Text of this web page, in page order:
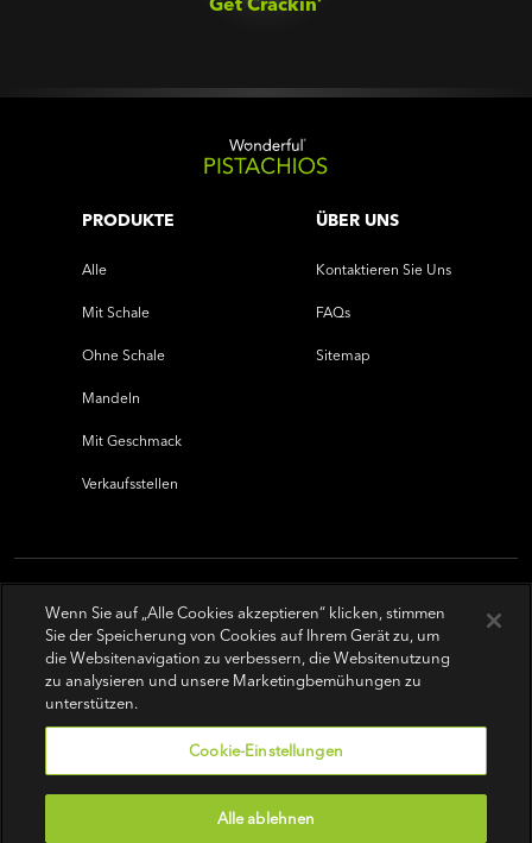
PRODUKTE
Alle
Mit Schale
Ohne Schale
Mandeln
Mit Geschmack
Verkaufsstellen
ÜBER UNS
Kontaktieren Sie Uns
FAQs
Sitemap
Nutzungsbedingungen | Datenschutz-Bestimmungen
Wenn Sie auf „Alle Cookies akzeptieren“ klicken, stimmen
Sie der Speicherung von Cookies auf Ihrem Gerät zu, um
die Websitenavigation zu verbessern, die Websitenutzung
zu analysieren und unsere Marketingbemühungen zu
unterstützen.
Cookie-Einstellungen
Alle ablehnen